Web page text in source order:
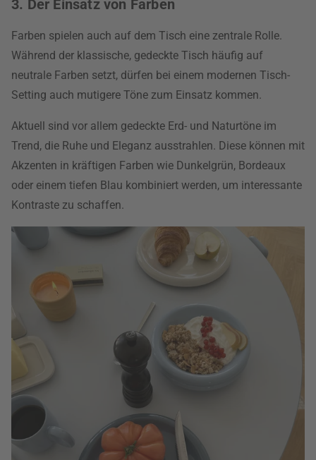
3. Der Einsatz von Farben
Farben spielen auch auf dem Tisch eine zentrale Rolle.
Während der klassische, gedeckte Tisch häufig auf
neutrale Farben setzt, dürfen bei einem modernen Tisch-
Setting auch mutigere Töne zum Einsatz kommen.
Aktuell sind vor allem gedeckte Erd- und Naturtöne im
Trend, die Ruhe und Eleganz ausstrahlen. Diese können mit
Akzenten in kräftigen Farben wie Dunkelgrün, Bordeaux
oder einem tiefen Blau kombiniert werden, um interessante
Kontraste zu schaffen.